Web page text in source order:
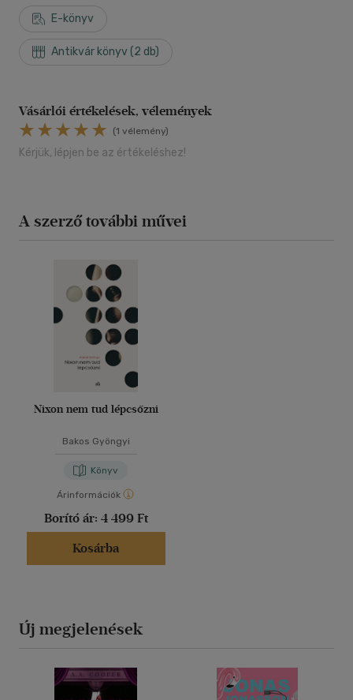
E-könyv
Antikvár könyv (2 db)
Vásárlói értékelések, vélemények
(1 vélemény)
Kérjük, lépjen be az értékeléshez!
A szerző további művei
Nixon nem tud lépcsőzni
Bakos Gyöngyi
Könyv
Árinformációk
Borító ár: 4 499 Ft
Kosárba
Új megjelenések